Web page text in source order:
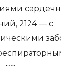
2124 — с